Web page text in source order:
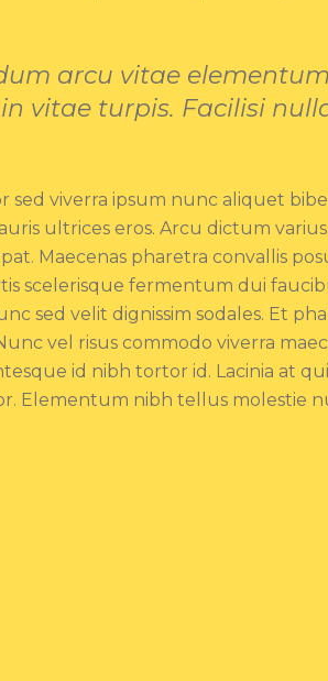
arcu vitae
vitae turpis. Facilisi
viverra ipsum nunc aliquet
ultrices eros. Arcu dictum
Maecenas pharetra convallis
scelerisque fermentum dui
sed velit dignissim sodales. Et
vel risus commodo viverra
id nibh tortor id. Lacinia at
Elementum nibh tellus molestie